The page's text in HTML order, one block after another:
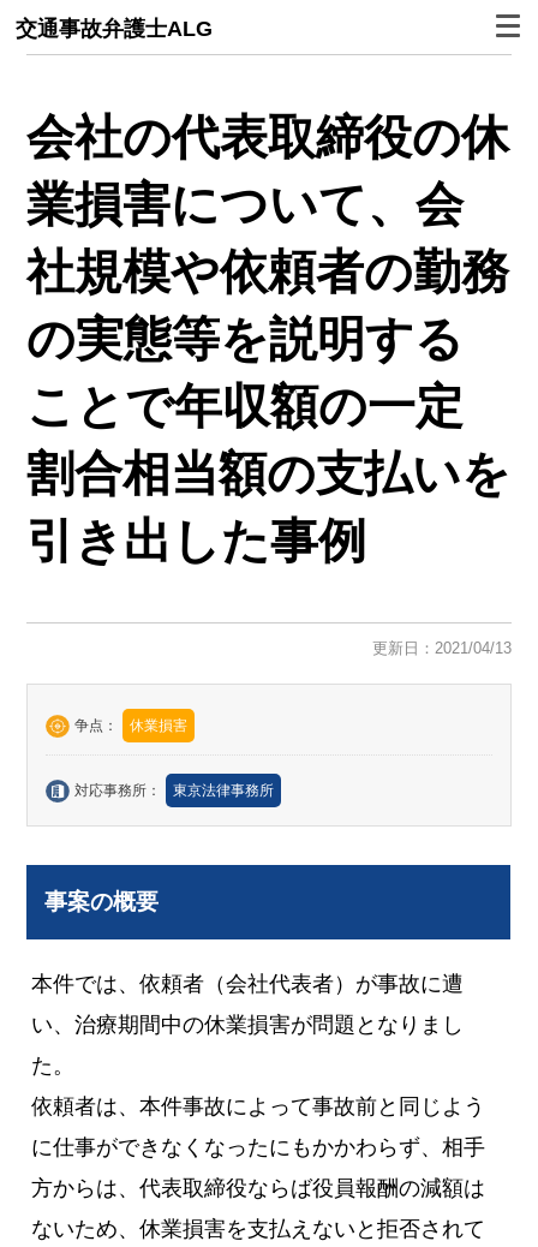
交通事故弁護士ALG
会社の代表取締役の休
業損害について、会
社規模や依頼者の勤務
の実態等を説明する
ことで年収額の一定
割合相当額の支払いを
引き出した事例
更新日：2021/04/13
争点： 休業損害
対応事務所： 東京法律事務所
事案の概要
本件では、依頼者（会社代表者）が事故に遭
い、治療期間中の休業損害が問題となりまし
た。
依頼者は、本件事故によって事故前と同じよう
に仕事ができなくなったにもかかわらず、相手
方からは、代表取締役ならば役員報酬の減額は
ないため、休業損害を支払えないと拒否されて